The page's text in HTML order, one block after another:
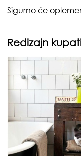
Sigurno će
Redizajn